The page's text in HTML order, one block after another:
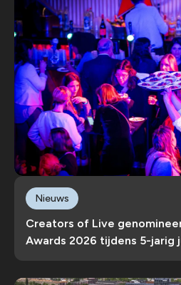
Creators of Live
Awards 2026 tijdens 5-jarig
Nieuws